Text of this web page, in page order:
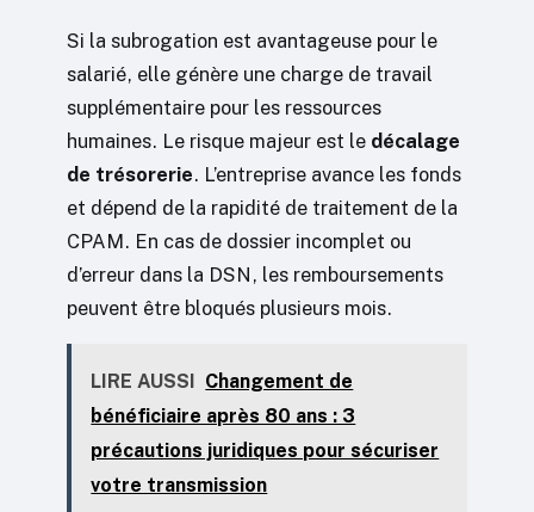
Si la subrogation est avantageuse pour le
salarié, elle génère une charge de travail
supplémentaire pour les ressources
humaines. Le risque majeur est le décalage
de trésorerie. L’entreprise avance les fonds
et dépend de la rapidité de traitement de la
CPAM. En cas de dossier incomplet ou
d’erreur dans la DSN, les remboursements
peuvent être bloqués plusieurs mois.
LIRE AUSSI Changement de
bénéficiaire après 80 ans : 3
précautions juridiques pour sécuriser
votre transmission